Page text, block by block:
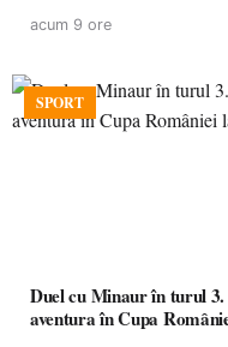
acum 9 ore
SPORT
Duel cu Minaur în turul
aventura în Cupa